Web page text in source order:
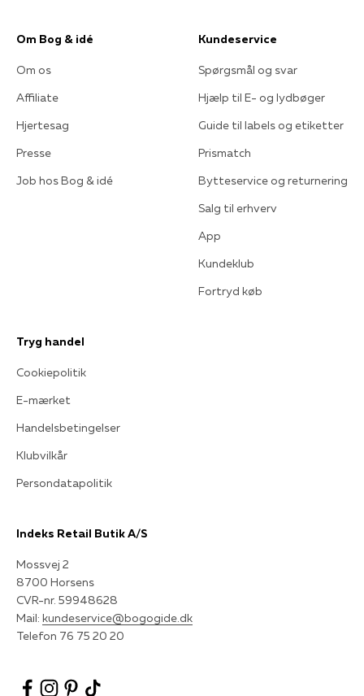
Om Bog & idé
Om os
Affiliate
Hjertesag
Presse
Job hos Bog & idé
Kundeservice
Spørgsmål og svar
Hjælp til E- og lydbøger
Guide til labels og etiketter
Prismatch
Bytteservice og returnering
Salg til erhverv
App
Kundeklub
Fortryd køb
Tryg handel
Cookiepolitik
E-mærket
Handelsbetingelser
Klubvilkår
Persondatapolitik
Indeks Retail Butik A/S
Mossvej 2
8700 Horsens
CVR-nr. 59948628
Mail: kundeservice@bogogide.dk
Telefon 76 75 20 20